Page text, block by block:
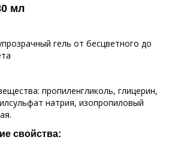
мл
гель от бесцветного до
пропиленгликоль, глицерин,
натрия, изопропиловый
свойства: